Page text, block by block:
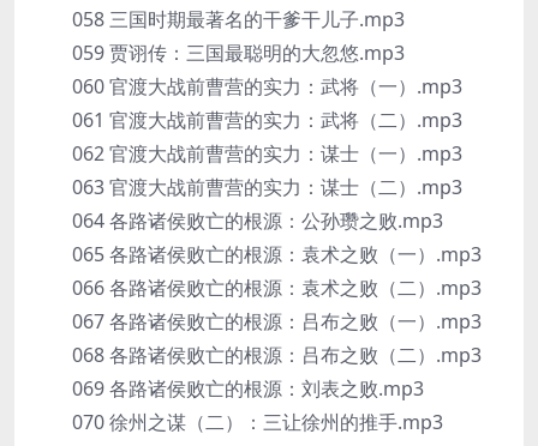
058 三国时期最著名的干爹干儿子.mp3
059 贾诩传：三国最聪明的大忽悠.mp3
060 官渡大战前曹营的实力：武将（一）.mp3
061 官渡大战前曹营的实力：武将（二）.mp3
062 官渡大战前曹营的实力：谋士（一）.mp3
063 官渡大战前曹营的实力：谋士（二）.mp3
064 各路诸侯败亡的根源：公孙瓒之败.mp3
065 各路诸侯败亡的根源：袁术之败（一）.mp3
066 各路诸侯败亡的根源：袁术之败（二）.mp3
067 各路诸侯败亡的根源：吕布之败（一）.mp3
068 各路诸侯败亡的根源：吕布之败（二）.mp3
069 各路诸侯败亡的根源：刘表之败.mp3
070 徐州之谋（二）：三让徐州的推手.mp3